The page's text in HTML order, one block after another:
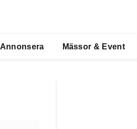
Annonsera Mässor & Event